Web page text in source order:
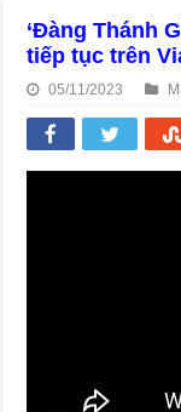
‘Đàng Thánh
tiếp tục trên
05/11/2023